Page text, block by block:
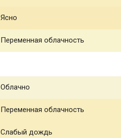
Ясно
Переменная облачность
Облачно
Переменная облачность
Слабый дождь